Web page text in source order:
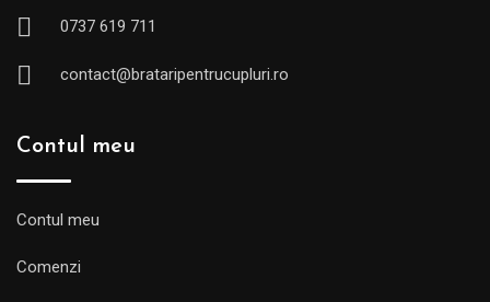
0737 619 711
contact@brataripentrucupluri.ro
Contul meu
Contul meu
Comenzi